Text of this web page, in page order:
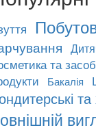
та
Бакалія
та